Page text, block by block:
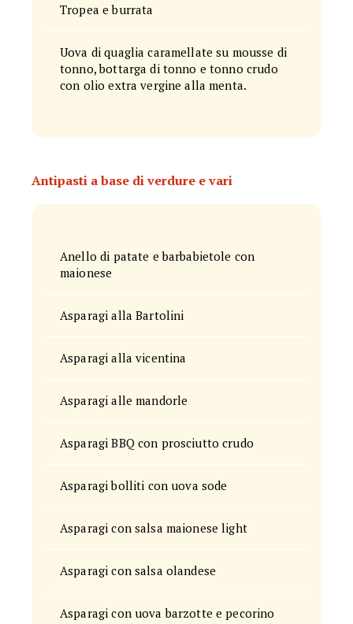
Tropea e burrata
Uova di quaglia caramellate su mousse di
tonno, bottarga di tonno e tonno crudo
con olio extra vergine alla menta.
Antipasti a base di verdure e vari
Anello di patate e barbabietole con
maionese
Asparagi alla Bartolini
Asparagi alla vicentina
Asparagi alle mandorle
Asparagi BBQ con prosciutto crudo
Asparagi bolliti con uova sode
Asparagi con salsa maionese light
Asparagi con salsa olandese
Asparagi con uova barzotte e pecorino